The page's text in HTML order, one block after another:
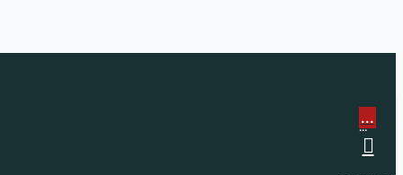
...
...